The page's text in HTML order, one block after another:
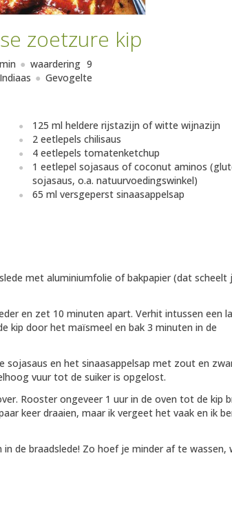
zoetzure kip
waardering 9
Indiaas Gevogelte
125 ml heldere rijstazijn of witte wijnazijn
2 eetlepels chilisaus
4 eetlepels tomatenketchup
1 eetlepel sojasaus of coconut aminos
sojasaus, o.a. natuurvoedingswinkel)
65 ml versgeperst sinaasappelsap
met aluminiumfolie of bakpapier (dat scheelt
en zet 10 minuten apart. Verhit intussen een
kip door het maïsmeel en bak 3 minuten in de
sojasaus en het sinaasappelsap met zout en
vuur tot de suiker is opgelost.
Rooster ongeveer 1 uur in de oven tot de kip
keer draaien, maar ik vergeet het vaak en ik
de braadslede! Zo hoef je minder af te wassen,